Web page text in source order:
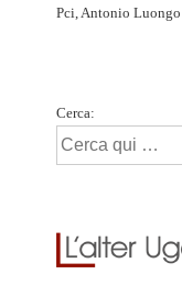
Pci, Antonio
Cerca: